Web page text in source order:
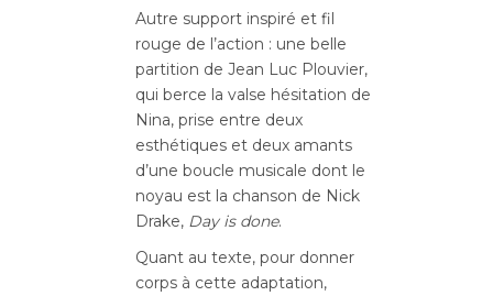
Autre support inspiré et fil
rouge de l’action : une belle
partition de Jean Luc Plouvier,
qui berce la valse hésitation de
Nina, prise entre deux
esthétiques et deux amants
d’une boucle musicale dont le
noyau est la chanson de Nick
Drake, Day is done.
Quant au texte, pour donner
corps à cette adaptation,